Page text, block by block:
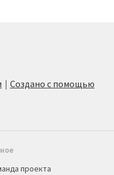
Создано с помощью
проекта